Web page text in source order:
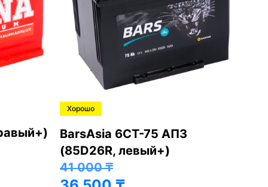
Хорошо
BarsAsia 6СТ-75 АПЗ
(85D26R, левый+)
41 000₸